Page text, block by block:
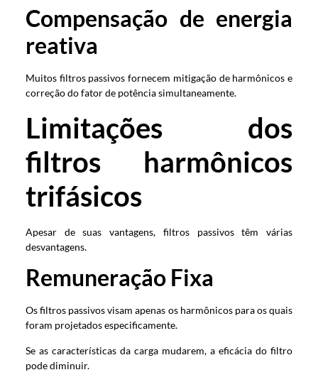
Compensação de energia
reativa
Muitos filtros passivos fornecem mitigação de harmônicos e
correção do fator de potência simultaneamente.
Limitações dos
filtros harmônicos
trifásicos
Apesar de suas vantagens, filtros passivos têm várias
desvantagens.
Remuneração Fixa
Os filtros passivos visam apenas os harmônicos para os quais
foram projetados especificamente.
Se as características da carga mudarem, a eficácia do filtro
pode diminuir.